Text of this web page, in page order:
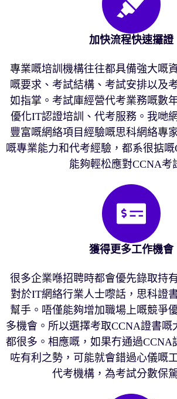
加快流程快速攞證
專業嘅培訓機構往往都具備強大嘅
嘅要求、考試結構、考試安排以及
如指掌。考試庫經營代考業務嘅數
優化IT認證培訓、代考服務。我哋
豐富嘅網絡項目經驗嘅思科網絡專
嘅專業能力和代考經驗，都系很掂嘅
能夠輕松應對CCNA考
獲得更多工作機會
很多企業喺招聘時都會優先錄取持
對於IT網絡行業人士嚟話，思科證
幫手。唔僅能夠增加職場上嘅競爭
多機會。所以選擇考取CCNA證書嘅
都很多。相應嘅，如果冇通過CCNA
咗有利之勢，可能就會錯過心儀嘅
代考機構，為考試分數保